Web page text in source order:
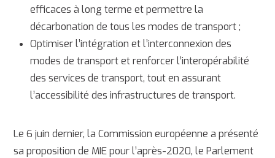
efficaces à long terme et permettre la
décarbonation de tous les modes de transport ;
Optimiser l’intégration et l’interconnexion des
modes de transport et renforcer l’interopérabilité
des services de transport, tout en assurant
l’accessibilité des infrastructures de transport.
Le 6 juin dernier, la Commission européenne a présenté
sa proposition de MIE pour l’après-2020, le Parlement